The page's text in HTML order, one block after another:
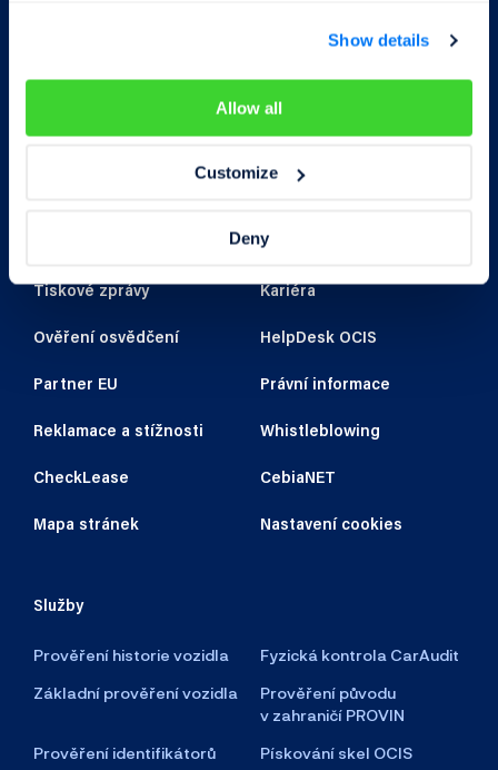
Show details
Allow all
Customize
DenyKontakty
Tiskové zprávy Kariéra
Ověření osvědčení HelpDesk OCIS
Partner EU Právní informace
Reklamace a stížnosti Whistleblowing
CheckLease CebiaNET
Mapa stránek Nastavení cookies
Služby
Prověření historie vozidla
Fyzická kontrola CarAudit
Základní prověření vozidla
Prověření původu
v zahraničí PROVIN
Prověření identifikátorů
Pískování skel OCIS
údajů
Odebírat